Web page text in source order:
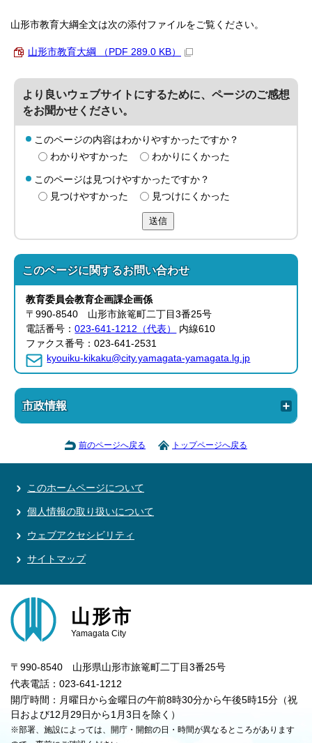
山形市教育大綱全文は次の添付ファイルをご覧ください。
山形市教育大綱 （PDF 289.0 KB）
より良いウェブサイトにするために、ページのご感想
をお聞かせください。
このページの内容はわかりやすかったですか？
わかりやすかった
わかりにくかった
このページは見つけやすかったですか？
見つけやすかった
見つけにくかった
送信
このページに関するお問い合わせ
教育委員会教育企画課企画係
〒990-8540 山形市旅篭町二丁目3番25号
電話番号：023-641-1212（代表）
内線610
ファクス番号：023-641-2531
kyouiku-kikaku@city.yamagata-yamagata.lg.jp
市政情報
前のページへ戻る トップページへ戻る
このホームページについて
個人情報の取り扱いについて
ウェブアクセシビリティ
サイトマップ
山形市
Yamagata City
〒990-8540 山形県山形市旅篭町二丁目3番25号
代表電話：023-641-1212
開庁時間：月曜日から金曜日の午前8時30分から午後5時15分（祝
日および12月29日から1月3日を除く）
※部署、施設によっては、開庁・開館の日・時間が異なるところがあります